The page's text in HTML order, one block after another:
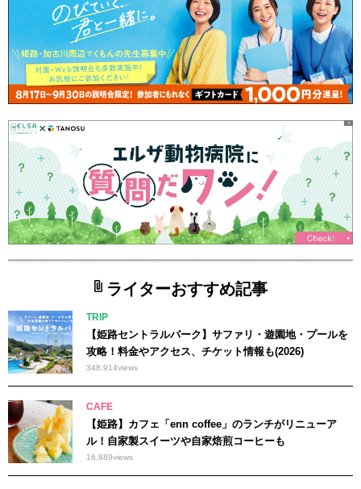
ライターおすすめ記事
TRIP
【姫路セントラルパーク】サファリ・遊園地・プールを
攻略！料金やアクセス、チケット情報も(2026)
348,914views
CAFE
【姫路】カフェ「enn coffee」のランチがリニューア
ル！自家製スイーツや自家焙煎コーヒーも
16,889views